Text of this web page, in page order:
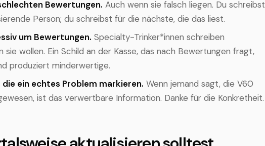
Bewertungen. Auch wenn sie falsch liegen. Du schreibst
Person; du schreibst für die nächste, die das liest.
um Bewertungen. Specialty-Trinker*innen schreiben
sie wollen. Ein Schild an der Kasse, das nach Bewertungen fragt,
produziert minderwertige.
die ein echtes Problem markieren. Wenn jemand sagt, die V60
ist das verwertbare Information. Danke für die Konkretheit.